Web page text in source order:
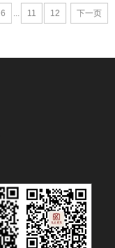
6 ... 11 12 下一页